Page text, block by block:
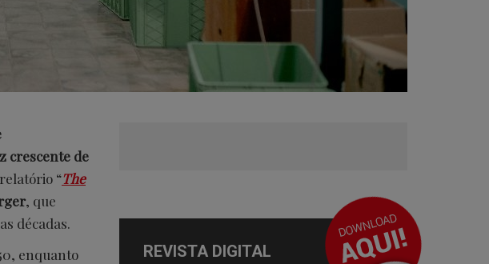
crescente de
“The
, que
décadas.
enquanto
REVISTA DIGITAL